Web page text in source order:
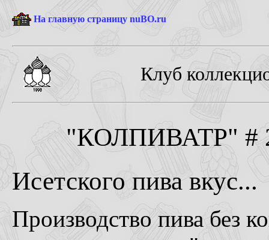
На главную страницу nuBO.ru
Клуб
"КОЛПИВАТР" #
Исетского пива вкус...
Производство пива без